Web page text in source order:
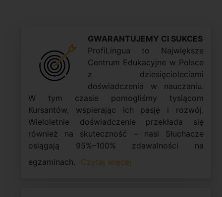
GWARANTUJEMY CI SUKCES
ProfiLingua to Największe
Centrum Edukacyjne w Polsce
z dziesięcioleciami
doświadczenia w nauczaniu.
W tym czasie pomogliśmy tysiącom
Kursantów, wspierając ich pasję i rozwój.
Wieloletnie doświadczenie przekłada się
również na skuteczność – nasi Słuchacze
osiągają 95%–100% zdawalności na
egzaminach.
Czytaj więcej